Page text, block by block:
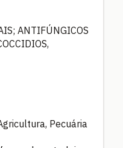
ANTIFÚNGICOS
Pecuária